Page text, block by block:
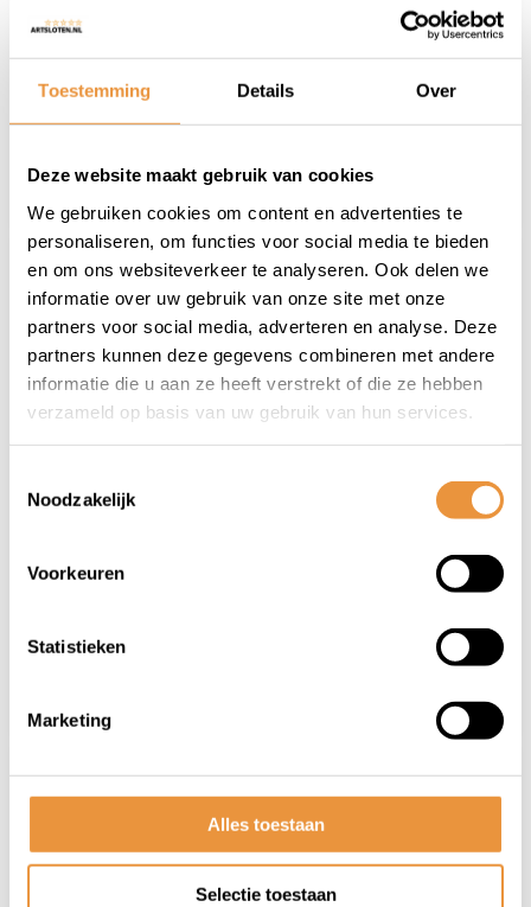
Toestemming Details Over
Deze website maakt gebruik van cookies
We gebruiken cookies om content en advertenties te
personaliseren, om functies voor social media te bieden
en om ons websiteverkeer te analyseren. Ook delen we
informatie over uw gebruik van onze site met onze
partners voor social media, adverteren en analyse. Deze
partners kunnen deze gegevens combineren met andere
informatie die u aan ze heeft verstrekt of die ze hebben
verzameld op basis van uw gebruik van hun services.
Noodzakelijk
Voorkeuren
Statistieken
Marketing
Alles toestaan
Selectie toestaan
Niet op voorraad
6,95
Niet op voorraad
11,95
(0)
BR10HIX
(0)
Bougie Iridium BR8EIX